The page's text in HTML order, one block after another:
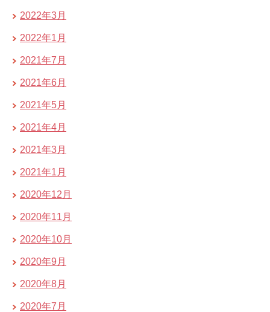
2022年3月
2022年1月
2021年7月
2021年6月
2021年5月
2021年4月
2021年3月
2021年1月
2020年12月
2020年11月
2020年10月
2020年9月
2020年8月
2020年7月